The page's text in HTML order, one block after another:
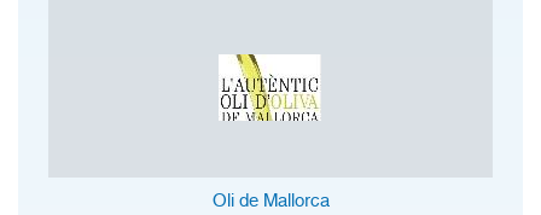
Oli de Mallorca